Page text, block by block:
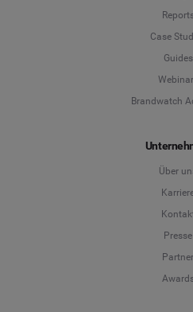
Case
Guides
Brandwatch
Über
Presse
Partner